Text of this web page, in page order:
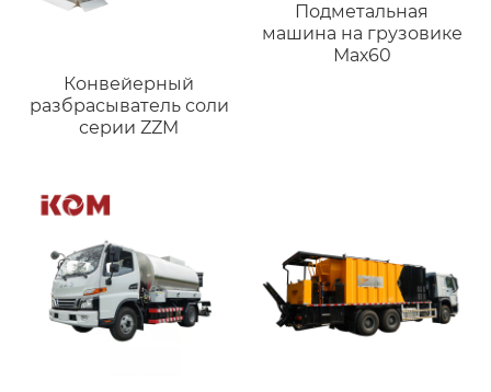
Конвейерный
разбрасыватель соли
серии ZZM
Подметальная
машина на грузовике
Мах60